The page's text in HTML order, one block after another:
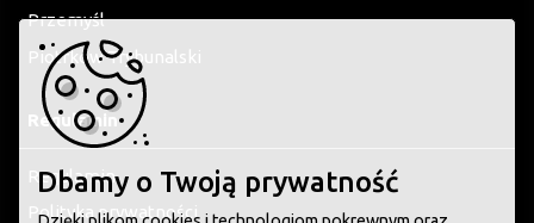
Przemyśl
Piotrków Trybunalski
Regulamin
Regulamin
Polityka prywatności
Dbamy o Twoją prywatność